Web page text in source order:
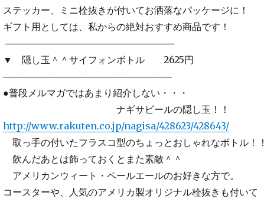
テッカー、ミニ栓抜きが付いてお洒落なパッケージに！
フト用としては、私からの絶対おすすめ商品です！
隠し玉＾＾サイフォンボトル 2625円
普段メルマガではあまり紹介しない・・・
ギサビールの隠し玉！！
http://www.rakuten.co.jp/nagisa/428623/428643/
っ手の付いたフラスコ型のちょっとおしゃれなボトル！！
んだあとは飾っておくとまた素敵＾＾
メリカンウィート・ペールエールのお好きな方で。
ースターや、人気のアメリカ製オリジナル栓抜きも付いて